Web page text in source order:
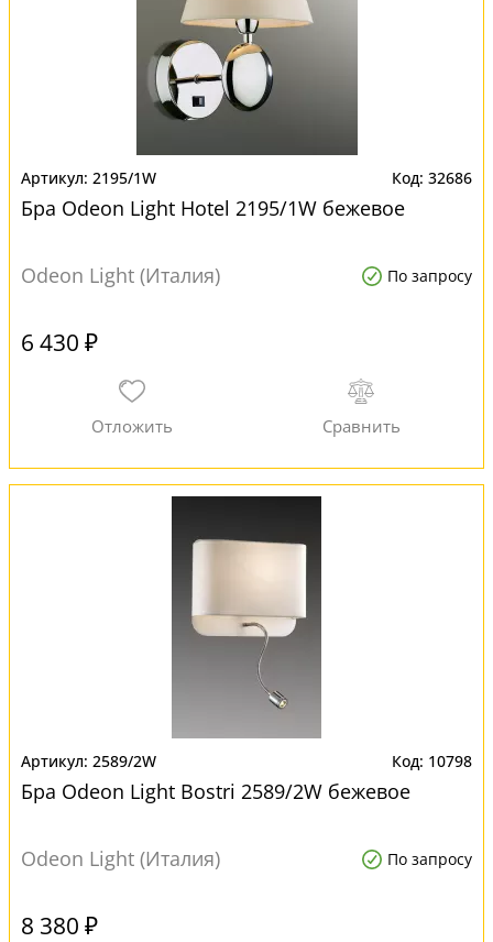
2195/1W 32686
Бра Odeon Light Hotel 2195/1W бежевое
Odeon Light (Италия) По запросу
6 430 ₽
2589/2W 10798
Бра Odeon Light Bostri 2589/2W бежевое
Odeon Light (Италия) По запросу
8 380 ₽